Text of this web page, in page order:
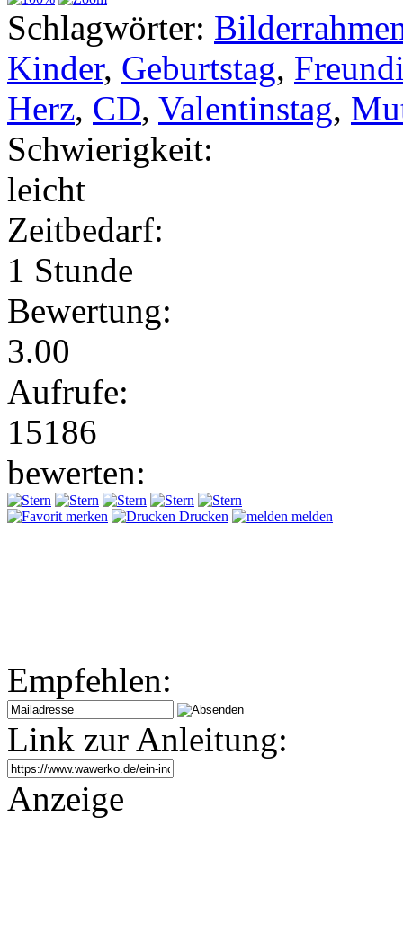
Schlagwörter:
Kinder, Geburtstag,
Herz, CD, Valentinstag,
Schwierigkeit:
leicht
Zeitbedarf:
1 Stunde
Bewertung:
3.00
Aufrufe:
15186
bewerten:
merken Drucken melden
Empfehlen:
Link zur Anleitung:
Anzeige